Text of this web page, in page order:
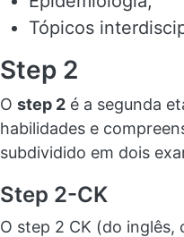
Tópicos
Step 2
O step 2 é a segunda
habilidades e
subdividido em dois
Step 2-CK
O step 2 CK (do inglês,